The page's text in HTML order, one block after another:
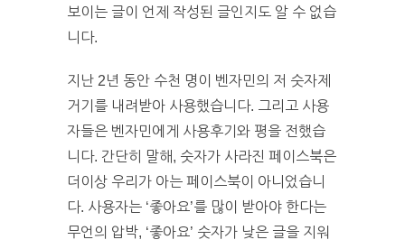
보이는 글이 언제 작성된 글인지도 알 수 없습
니다.
지난 2년 동안 수천 명이 벤자민의 저 숫자제
거기를 내려받아 사용했습니다. 그리고 사용
자들은 벤자민에게 사용후기와 평을 전했습
니다. 간단히 말해, 숫자가 사라진 페이스북은
더이상 우리가 아는 페이스북이 아니었습니
다. 사용자는 ‘좋아요’를 많이 받아야 한다는
무언의 압박, ‘좋아요’ 숫자가 낮은 글을 지워